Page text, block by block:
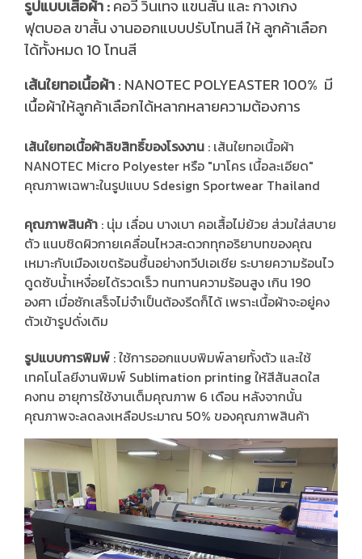
รูปแบบเสื้อผ้า :คอวี วินเทจ แขนสั้น และ กางเกง
ฟุตบอล ขาสั้น งานออกแบบปรับโทนสี ให้ ลูกค้าเลือก
ได้ทั้งหมด 10 โทนสี
เส้นใยทอเนื้อผ้า: NANOTEC POLYEASTER 100% มี
เนื้อผ้าให้ลูกค้าเลือกได้หลากหลายความต้องการ
เส้นใยทอเนื้อผ้าลิขสิทธิ์ของโรงงาน : เส้นใยทอเนื้อผ้า
NANOTEC Micro Polyester หรือ "มาโคร เนื้อละเอียด"
คุณภาพเฉพาะในรูปแบบ Sdesign Sportwear Thailand
คุณภาพสินค้า : นุ่ม เลื่อน บางเบา คอเสื้อไม่ย้วย ส่วมใส่สบาย
ตัว แนบชิดผิวกายเคลื่อนไหวสะดวกทุกอริยาบทของคุณ
เหมาะกับเมืองเขตร้อนชื้นอย่างทวีปเอเชีย ระบายความร้อนไว
ดูดซับน้ำเหงื่อยได้รวดเร็ว ทนทานความร้อนสูง เกิน 190
องศา เมื่อซักเสร็จไม่จำเป็นต้องรีดก็ได้ เพราะเนื้อผ้าจะอยู่คง
ตัวเข้ารูปดั่งเดิม
รูปแบบการพิมพ์ : ใช้การออกแบบพิมพ์ลายทั้งตัว และใช้
เทคโนโลยีงานพิมพ์ Sublimation printing ให้สีสันสดใส
คงทน อายุการใช้งานเต็มคุณภาพ 6 เดือน หลังจากนั้น
คุณภาพจะลดลงเหลือประมาณ 50% ของคุณภาพสินค้า